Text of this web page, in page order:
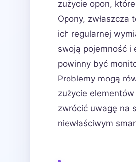
zużycie opon,
Opony,
ich regularnej
swoją pojemność i
powinny być
Problemy mogą
zużycie
zwrócić uwagę na
niewłaściwym